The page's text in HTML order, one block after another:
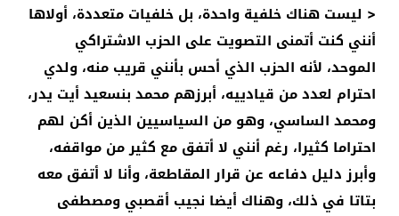
< ليست هناك خلفية واحدة، بل خلفيات متعددة، أولاها
أنني كنت أتمنى التصويت على الحزب الاشتراكي
الموحد، لأنه الحزب الذي أحس بأنني قريب منه، ولدي
احترام لعدد من قيادييه، أبرزهم محمد بنسعيد أيت يدر،
ومحمد الساسي، وهو من السياسيين الذين أكن لهم
احتراما كثيرا، رغم أنني لا أتفق مع كثير من مواقفه،
وأبرز دليل دفاعه عن قرار المقاطعة، وأنا لا أتفق معه
بتاتا في ذلك، وهناك أيضا نجيب أقصبي ومصطفى